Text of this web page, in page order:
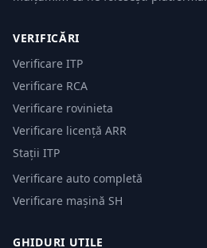
VERIFICĂRI
Verificare ITP
Verificare RCA
Verificare rovinieta
Verificare licență ARR
Stații ITP
Verificare auto completă
Verificare mașină SH
GHIDURI UTILE